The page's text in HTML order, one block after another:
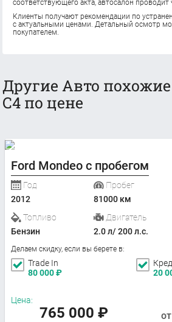
соответствующего акта, автосалон проводит
Клиенты получают рекомендации по
с актуальными ценами. Детальный осмотр
покупателем.
Другие Авто
C4 по цене
Ford Mondeo с пробегом
Год
2012
Пробег
81000 км
Топливо
Бензин
Двигатель
2.0 л/ 200 л.с.
Делаем скидку, если вы берете в:
Trade In
80 000₽
20
Цена:
765 000 ₽ от